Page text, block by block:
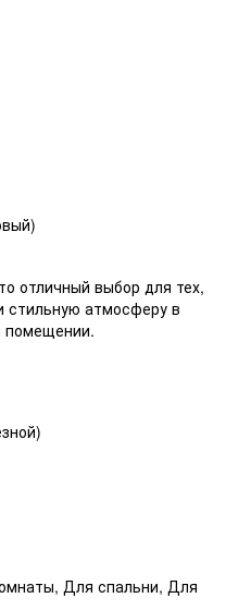
отличный выбор для тех,
стильную атмосферу в
помещении.
Для спальни, Для